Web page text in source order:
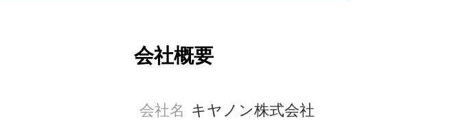
会社概要
会社名 キヤノン株式会社